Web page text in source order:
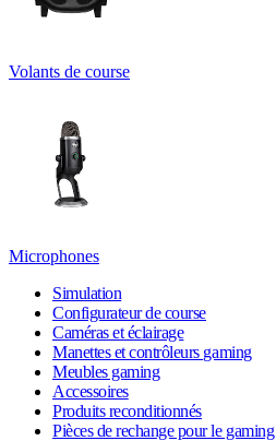
Volants de course
Microphones
Simulation
Configurateur de course
Caméras et éclairage
Manettes et contrôleurs gaming
Meubles gaming
Accessoires
Produits reconditionnés
Pièces de rechange pour le gaming